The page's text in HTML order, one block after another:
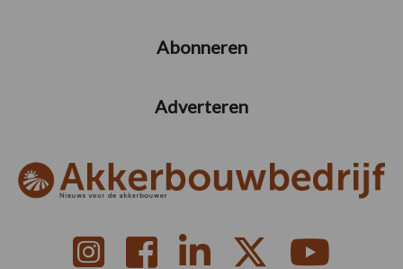
Abonneren
Adverteren